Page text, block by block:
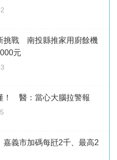
挑戰 南投縣推家用廚餘機
元
！ 醫：當心大腦拉警報
義市加碼每瓩2千、最高2